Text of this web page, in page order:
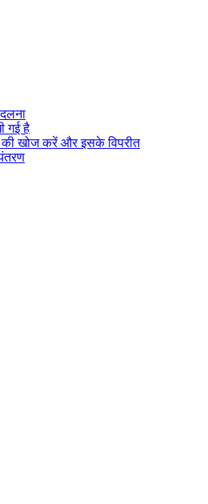
गई है
की खोज करें और इसके विपरीत